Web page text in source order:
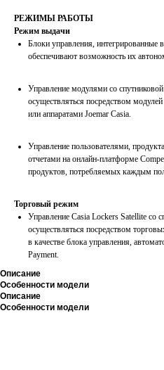
РЕЖИМЫ РАБОТЫ
Режим выдачи
Блоки управления, интегрированные
обеспечивают возможность их
Управление модулями со
осуществляться посредством
или аппаратами Joemar Casia.
Управление пользователями,
отчетами на онлайн-платформе
продуктов, потребляемых каждым
Торговый режим
Управление Casia Lockers Satellite со
осуществляться посредством
в качестве блока управления,
Payment.
Описание
Особенности модели
Описание
Особенности модели